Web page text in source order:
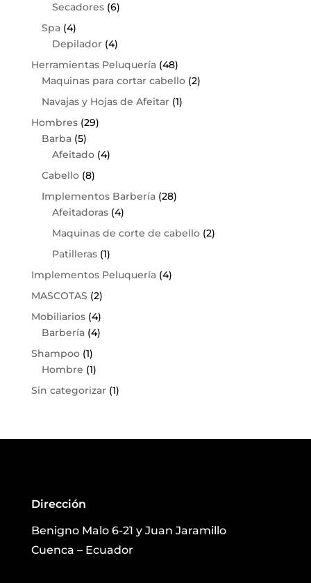
Secadores (6)
Spa (4)
Depilador (4)
Herramientas Peluquería (48)
Maquinas para cortar cabello (2)
Navajas y Hojas de Afeitar (1)
Hombres (29)
Barba (5)
Afeitado (4)
Cabello (8)
Implementos Barbería (28)
Afeitadoras (4)
Maquinas de corte de cabello (2)
Patilleras (1)
Implementos Peluquería (4)
MASCOTAS (2)
Mobiliarios (4)
Barbería (4)
Shampoo (1)
Hombre (1)
Sin categorizar (1)
Dirección
Benigno Malo 6-21 y Juan Jaramillo
Cuenca – Ecuador